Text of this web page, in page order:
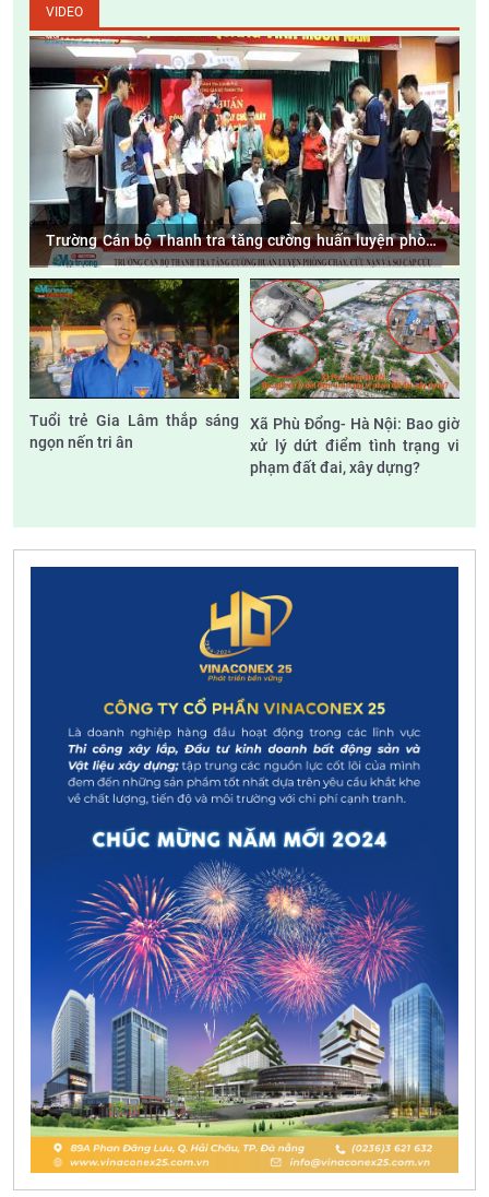
VIDEO
Trường Cán bộ Thanh tra tăng cường huấn luyện phòng
cháy, cứu nạn và sơ cấp cứu
Tuổi trẻ Gia Lâm thắp sáng
ngọn nến tri ân
Xã Phù Đổng- Hà Nội: Bao giờ
xử lý dứt điểm tình trạng vi
phạm đất đai, xây dựng?